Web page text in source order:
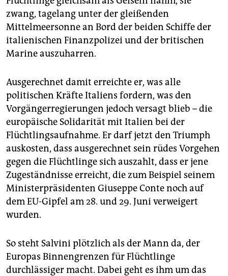
zwang, tagelang unter der gleißenden
Mittelmeersonne an Bord der beiden Schiffe der
italienischen Finanzpolizei und der britischen
Marine auszuharren.
Ausgerechnet damit erreichte er, was alle
politischen Kräfte Italiens fordern, was den
Vorgängerregierungen jedoch versagt blieb – die
europäische Solidarität mit Italien bei der
Flüchtlingsaufnahme. Er darf jetzt den Triumph
auskosten, dass ausgerechnet sein rüdes Vorgehen
gegen die Flüchtlinge sich auszahlt, dass er jene
Zugeständnisse erreicht, die zum Beispiel seinem
Ministerpräsidenten Giuseppe Conte noch auf
dem EU-Gipfel am 28. und 29. Juni verweigert
wurden.
So steht Salvini plötzlich als der Mann da, der
Europas Binnengrenzen für Flüchtlinge
durchlässiger macht. Dabei geht es ihm um das